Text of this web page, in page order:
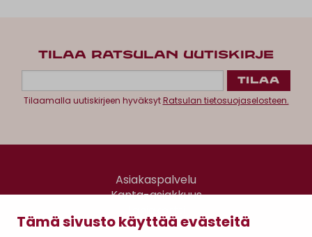
Tämä sivusto käyttää evästeitä
TILAA RATSULAN UUTISKIRJE
Tilaamalla uutiskirjeen hyväksytRatsulan tietosuojaselosteen.
Asiakaspalvelu
Kanta-asiakkuus
Gomee Ratsula Café